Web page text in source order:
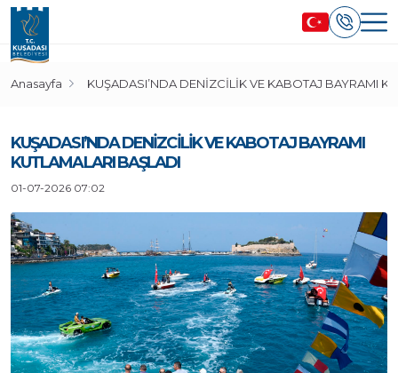
Anasayfa KUŞADASI’NDA DENİZCİLİK VE KABOTAJ BAYRAMI
KUŞADASI’NDA DENİZCİLİK VE KABOTAJ BAYRAMI
KUTLAMALARI BAŞLADI
01-07-2026 07:02